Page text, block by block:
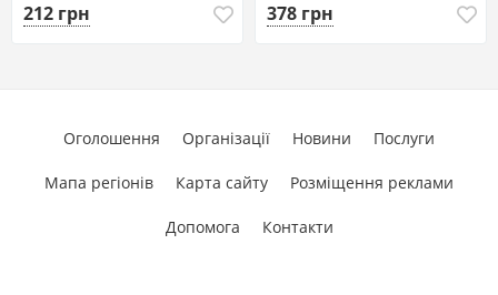
212 грн 378 грн
Оголошення Організації Новини Послуги
Мапа регіонів Карта сайту Розміщення реклами
Допомога Контакти